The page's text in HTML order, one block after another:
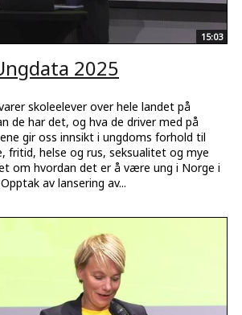
15:03
2025
skoleelever over hele landet på
de har det, og hva de driver med på
gir oss innsikt i ungdoms forhold til
fritid, helse og rus, seksualitet og mye
om hvordan det er å være ung i Norge i
av lansering av...